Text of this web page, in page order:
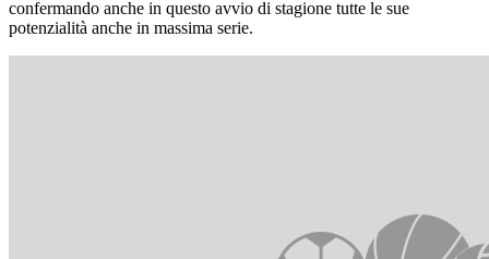
confermando anche in questo avvio di stagione tutte le sue
potenzialità anche in massima serie.